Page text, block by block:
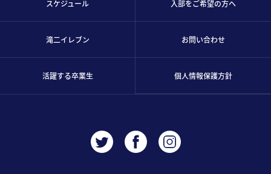
スケジュール
滝二イレブン
活躍する卒業生
入部をご希望の方へ
お問い合わせ
個人情報保護方針